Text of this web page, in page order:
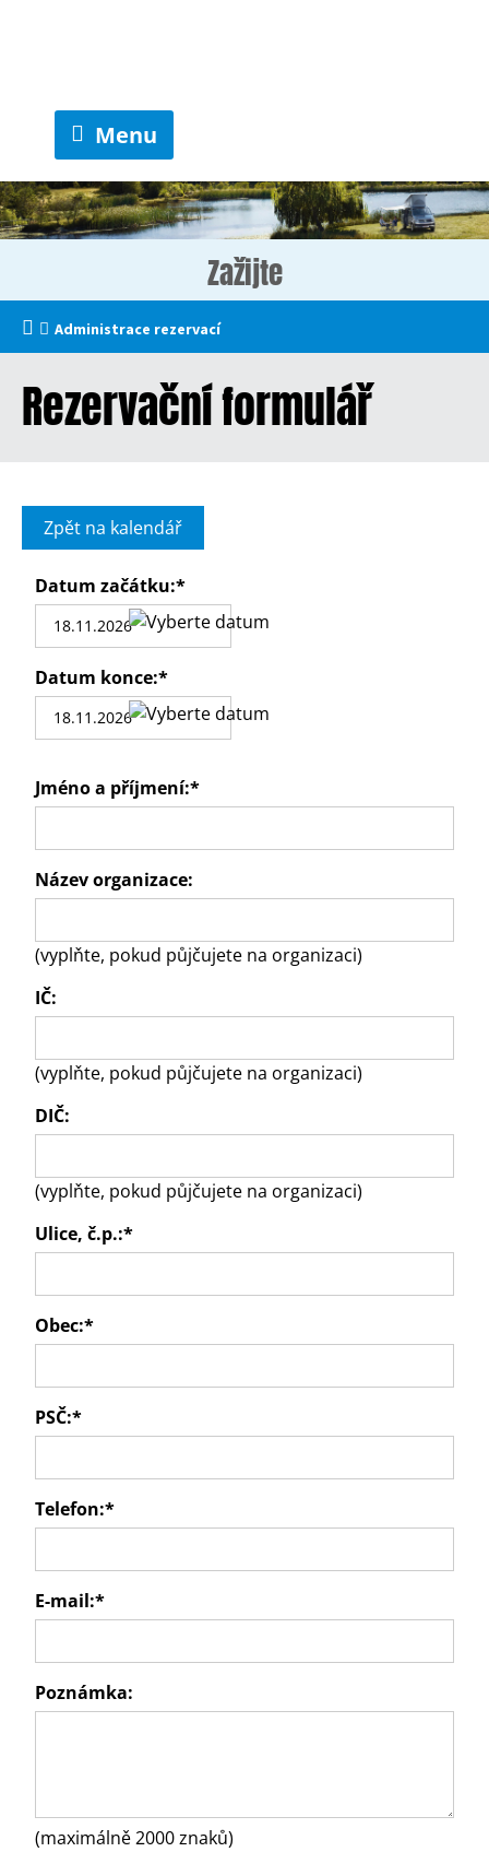
Menu
Zažijte
Administrace rezervací
Rezervační formulář
Zpět na kalendář
Datum začátku:*
Datum konce:*
Jméno a příjmení:*
Název organizace:
(vyplňte, pokud půjčujete na organizaci)
IČ:
(vyplňte, pokud půjčujete na organizaci)
DIČ:
(vyplňte, pokud půjčujete na organizaci)
Ulice, č.p.:*
Obec:*
PSČ:*
Telefon:*
E-mail:*
Poznámka:
(maximálně 2000 znaků)